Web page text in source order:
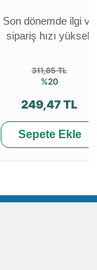
Son dönemde ilgi ve
sipariş hızı yüksek
311,85 TL
%20
249,47 TL
Sepete Ekle